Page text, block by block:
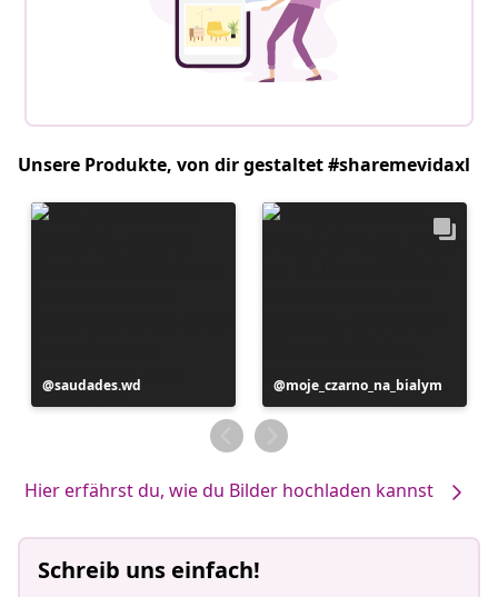
Unsere Produkte, von dir gestaltet #sharemevidaxl
Beitrag
veröffentlicht
saudades.wd
Beitrag
veröffentlicht
von
moje_czarno_na_bialym
Hier erfährst du, wie du Bilder hochladen kannst
Schreib uns einfach!